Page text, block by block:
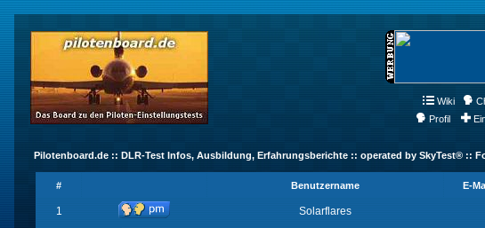
Wiki
Profil
Pilotenboard.de :: DLR-Test Infos, Ausbildung, Erfahrungsberichte :: operated by SkyTest® ::
# Benutzername E-
1 Solarflares